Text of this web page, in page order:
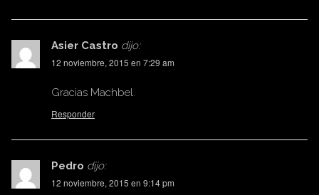
Asier Castro dijo:
12 noviembre, 2015 en 7:29 am
Gracias Machbel.
Responder
Pedro dijo:
12 noviembre, 2015 en 9:14 pm